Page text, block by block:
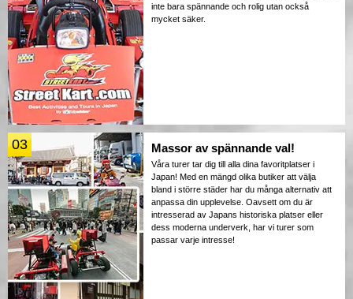
inte bara spännande och rolig utan också
mycket säker.
03 Massor av spännande val!
Våra turer tar dig till alla dina favoritplatser i
Japan! Med en mängd olika butiker att välja
bland i större städer har du många alternativ att
anpassa din upplevelse. Oavsett om du är
intresserad av Japans historiska platser eller
dess moderna underverk, har vi turer som
passar varje intresse!